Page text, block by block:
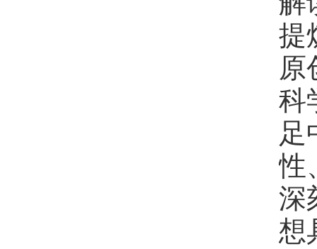
提
原
科
足
性
深
想